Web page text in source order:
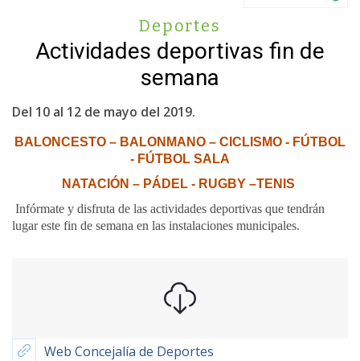
Deportes
Actividades deportivas fin de
semana
Del 10 al 12 de mayo del 2019.
BALONCESTO – BALONMANO – CICLISMO - FÚTBOL
- FÚTBOL SALA
NATACIÓN – PÁDEL - RUGBY –TENIS
Infórmate y disfruta de las actividades deportivas que tendrán
lugar este fin de semana en las instalaciones municipales.
Web Concejalía de Deportes